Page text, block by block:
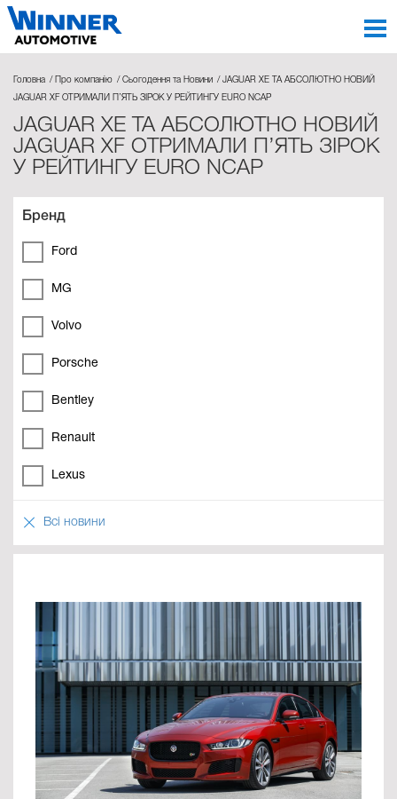
Головна Про компанію Сьогодення та Новини JAGUAR XE ТА АБСОЛЮТНО НОВИЙ
JAGUAR XF ОТРИМАЛИ П’ЯТЬ ЗІРОК У РЕЙТИНГУ EURO NCAP
JAGUAR XE ТА АБСОЛЮТНО НОВИЙ
JAGUAR XF ОТРИМАЛИ П’ЯТЬ ЗІРОК
У РЕЙТИНГУ EURO NCAP
Бренд
Ford
MG
Volvo
Porsche
Bentley
Renault
Lexus
Всі новини